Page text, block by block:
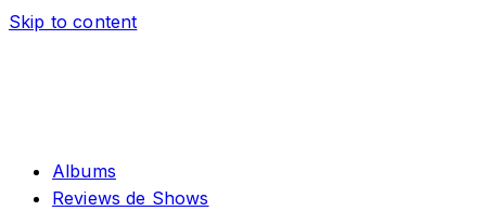
Skip to content
Albums
Reviews de Shows